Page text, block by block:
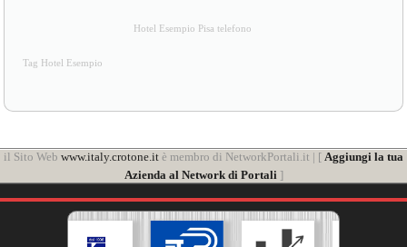
Hotel Esempio Pisa telefono
Tag Hotel Esempio
il Sito Web www.italy.crotone.it è membro di NetworkPortali.it | [ Aggiungi la tua
Azienda al Network di Portali]